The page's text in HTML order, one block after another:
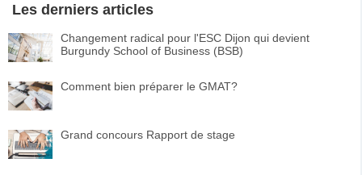
Les derniers articles
Changement radical pour l'ESC Dijon qui devient
Burgundy School of Business (BSB)
Comment bien préparer le GMAT?
Grand concours Rapport de stage